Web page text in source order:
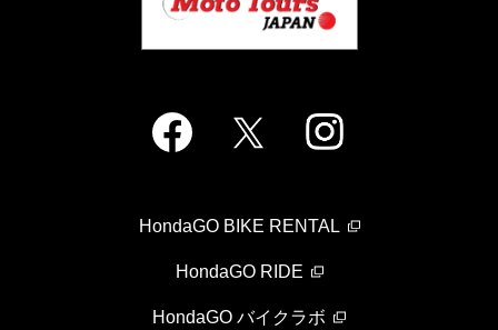
HondaGO BIKE RENTAL
HondaGO RIDE
HondaGO バイクラボ